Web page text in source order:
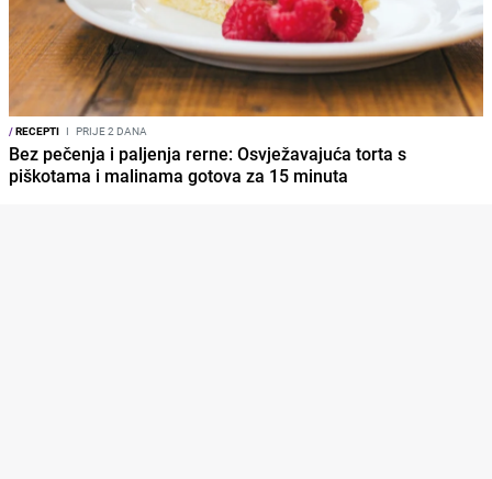
/RECEPTI I PRIJE 2 DANA
Bez pečenja i paljenja rerne: Osvježavajuća torta s
piškotama i malinama gotova za 15 minuta